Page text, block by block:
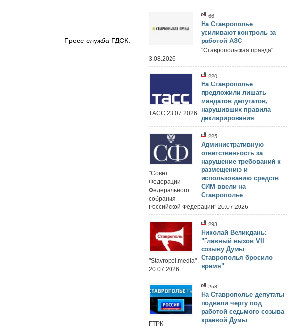
Пресс-служба ГДСК.
66
На Ставрополье
усиливают контроль за
работой АЗС
"Ставропольская правда"
3.08.2026
220
На Ставрополье
предложили лишать
мандатов депутатов,
нарушивших правила
декларирования
ТАСС 23.07.2026
225
Административную
ответственность за
нарушение требований к
размещению и
использованию средств
СИМ ввели на
Ставрополье
"Совет
Федерации
Федерального
собрания
Российской Федерации" 20.07.2026
293
Николай Великдань:
"Главный вызов VII
созыву Думы
Ставрополья бросило
время"
"Stavropol.media"
20.07.2026
258
На Ставрополье депутаты
подвели черту под
работой седьмого созыва
краевой Думы
ГТРК